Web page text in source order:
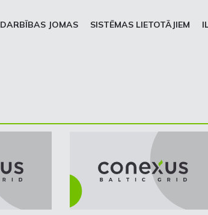
DARBĪBAS JOMAS SISTĒMAS LIETOTĀJIEM